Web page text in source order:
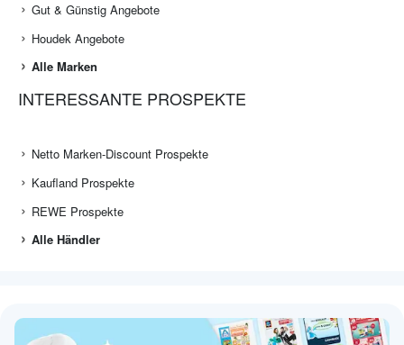
Gut & Günstig Angebote
Houdek Angebote
Alle Marken
INTERESSANTE PROSPEKTE
Netto Marken-Discount Prospekte
Kaufland Prospekte
REWE Prospekte
Alle Händler